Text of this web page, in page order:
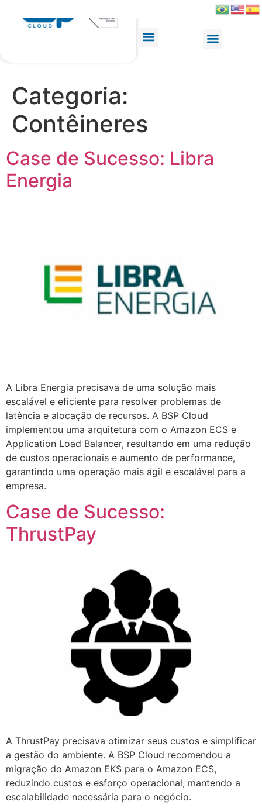
Categoria:
Contêineres
Case de Sucesso: Libra
Energia
A Libra Energia precisava de uma solução mais
escalável e eficiente para resolver problemas de
latência e alocação de recursos. A BSP Cloud
implementou uma arquitetura com o Amazon ECS e
Application Load Balancer, resultando em uma redução
de custos operacionais e aumento de performance,
garantindo uma operação mais ágil e escalável para a
empresa.
Case de Sucesso:
ThrustPay
A ThrustPay precisava otimizar seus custos e simplificar
a gestão do ambiente. A BSP Cloud recomendou a
migração do Amazon EKS para o Amazon ECS,
reduzindo custos e esforço operacional, mantendo a
escalabilidade necessária para o negócio.